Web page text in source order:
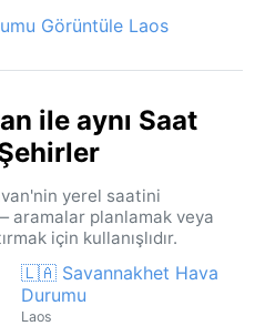
Görüntüle Laos
ile aynı Saat
yerel saatini
aramalar planlamak veya
için kullanışlıdır.
🇱🇦 Savannakhet Hava
Durumu
Laos